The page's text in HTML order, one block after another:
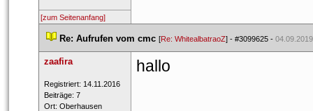
[zum Seitenanfang]
Re: Aufrufen vom cmc [Re: WhitealbatraoZ] - #3099625 -
zaafira
Registriert: 14.11.2016
Beiträge: 7
Ort: Oberhausen
hallo